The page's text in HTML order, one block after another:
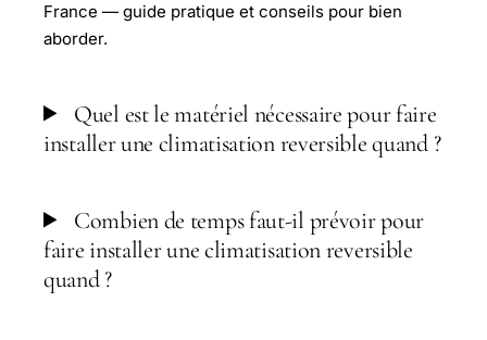
France — guide pratique et conseils pour bien
aborder.
Quel est le matériel nécessaire pour faire
installer une climatisation reversible quand ?
Combien de temps faut-il prévoir pour
faire installer une climatisation reversible
quand ?